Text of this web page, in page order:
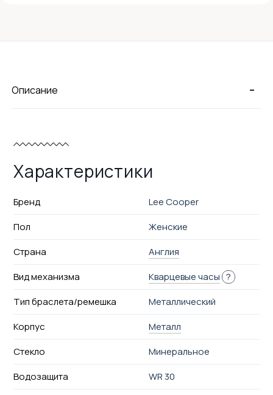
-
Описание
Характеристики
Бренд
Lee Cooper
Пол
Женские
Страна
Англия
Вид механизма
Кварцевые часы ?
Тип браслета/ремешка
Металлический
Корпус
Металл
Стекло
Минеральное
Водозащита
WR 30